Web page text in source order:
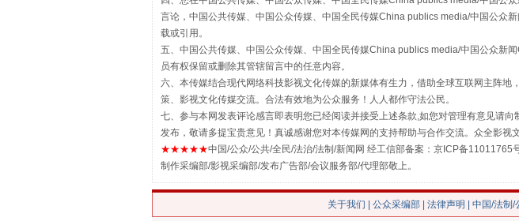
揭批美国五大"原罪" "炒鞋教
言论，中国公共传媒、中国公众传媒、中国全民传媒China publics media/中国公
载或引用。
五、中国公共传媒、中国公众传媒、中国全民传媒China publics media/中国公众新
员有权保留或删除其管辖留言中的任意内容。
六、本传媒结合现代网络科技影视文化传媒的新媒体有生力，借助全球互联网主阵
策、影视文化传媒交流。合法有效地为公众服务！人人都作守法公民。
七、参与本网发表评论感言即表明您已经阅读并接受上述条款,如您对管理有意见请
发布，敬请多提宝贵意见！真诚感谢您对本传媒网的支持帮助与合作交流。众全影视
★★★★★中国/公众/公共/全民/法治/法制/新闻网 经工信部备案：京ICP备11011765
制作采编部/影视采编部/发布广告部/会议服务部/代理部敬上。
关于我们 公众采编部 法律声明 | 中国/法制